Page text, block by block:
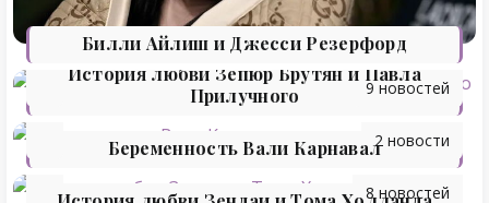
Билли Айлиш и Джесси Резерфорд
История любви Зепюр Брутян и Павла
Прилучного
9 новостей
Беременность Вали Карнавал2 новости
8 новостей